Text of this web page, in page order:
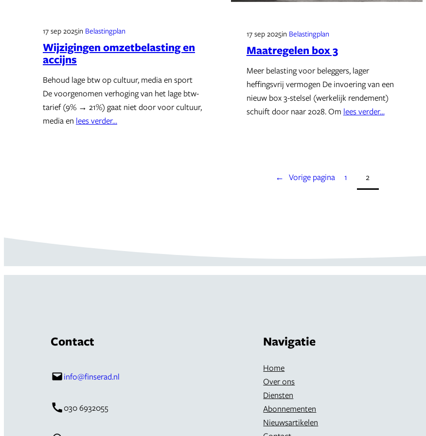
17 sep 2025in Belastingplan
Wijzigingen omzetbelasting en
accijns
Behoud lage btw op cultuur, media en sport
De voorgenomen verhoging van het lage btw-
tarief (9% → 21%) gaat niet door voor cultuur,
media en lees verder…
17 sep 2025in Belastingplan
Maatregelen box 3
Meer belasting voor beleggers, lager
heffingsvrij vermogen De invoering van een
nieuw box 3-stelsel (werkelijk rendement)
schuift door naar 2028. Om lees verder…
← Vorige pagina 1 2
Contact
info@finserad.nl
030 6932055
Navigatie
Home
Over ons
Diensten
Abonnementen
Nieuwsartikelen